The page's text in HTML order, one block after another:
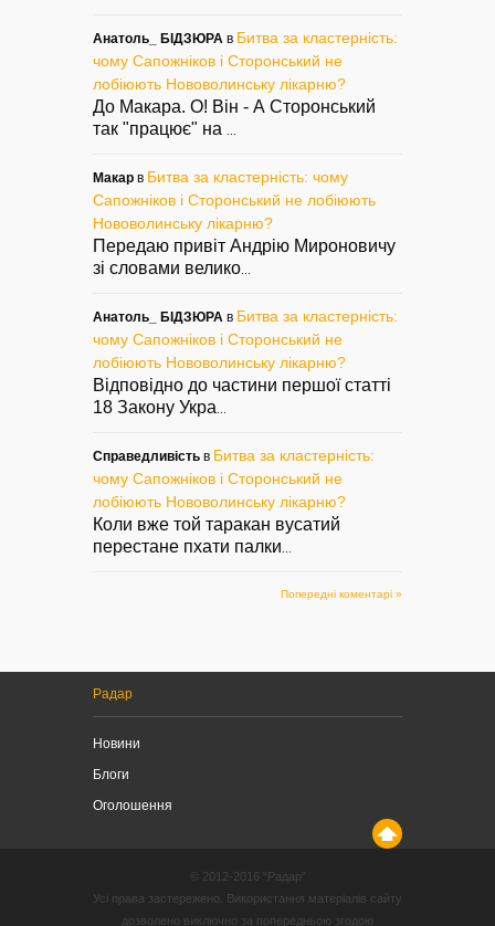
Анатоль_ БІДЗЮРА в Битва за кластерність:
чому Сапожніков і Сторонський не
лобіюють Нововолинську лікарню?
До Макара. О! Він - А Сторонський
так "працює" на
Макар в Битва за кластерність: чому
Сапожніков і Сторонський не лобіюють
Нововолинську лікарню?
Передаю привіт Андрію Мироновичу
зі словами велико
Анатоль_ БІДЗЮРА в Битва за кластерність:
чому Сапожніков і Сторонський не
лобіюють Нововолинську лікарню?
Відповідно до частини першої статті
18 Закону Укра
Справедливість в Битва за кластерність:
чому Сапожніков і Сторонський не
лобіюють Нововолинську лікарню?
Коли вже той таракан вусатий
перестане пхати палки
Попередні коментарі »
Радар
Новини
Блоги
Оголошення
© 2012-2016 “Радар”
Усі права застережено. Використання матеріалів сайту
дозволено виключно за попередньою згодою